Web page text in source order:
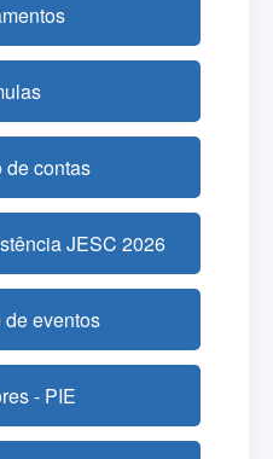
de contas
JESC 2026
eventos
- PIE